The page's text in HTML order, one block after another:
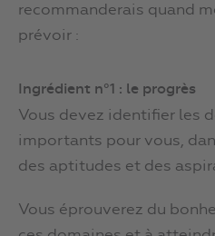
recommanderais quand
prévoir :
Ingrédient n°1 : le progrès
Vous devez identifier les
importants pour vous,
des aptitudes et des
Vous éprouverez du